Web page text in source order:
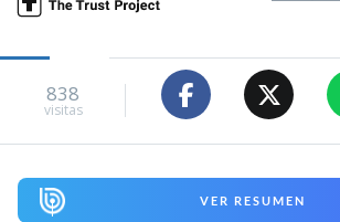
838
visitas
VER RESUMEN